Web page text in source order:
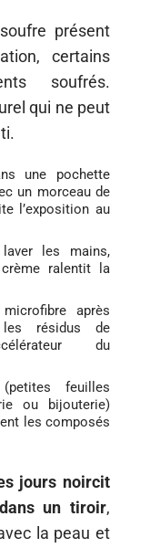
présent
certains
soufrés.
qui ne peut
une pochette
un morceau de
l’exposition au
les mains,
ralentit la
après
résidus de
du
feuilles
ou bijouterie)
les composés
jours noircit
un tiroir,
la peau et